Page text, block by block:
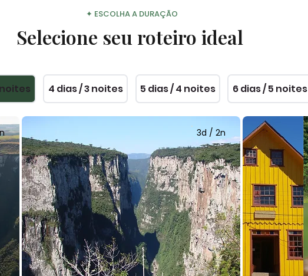
✦ ESCOLHA A DURAÇÃO
Selecione seu roteiro ideal
4 dias / 3 noites 5 dias / 4 noites 6 dias / 5 noites
3d / 2n